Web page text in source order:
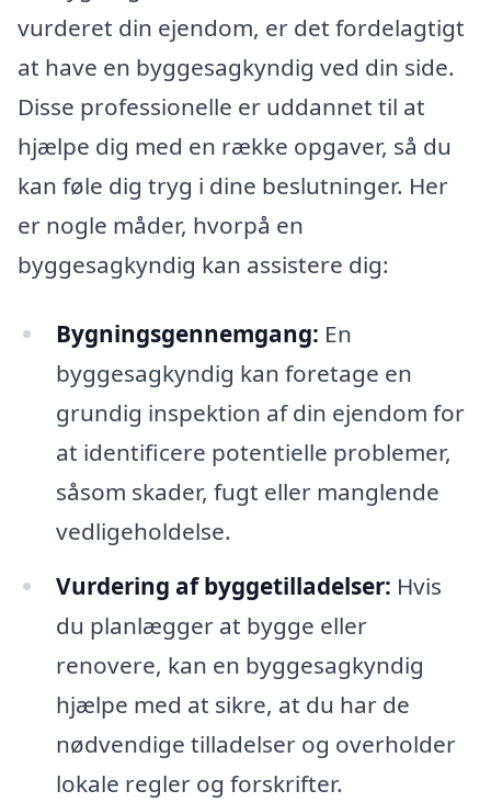
vurderet din ejendom, er det fordelagtigt
at have en byggesagkyndig ved din side.
Disse professionelle er uddannet til at
hjælpe dig med en række opgaver, så du
kan føle dig tryg i dine beslutninger. Her
er nogle måder, hvorpå en
byggesagkyndig kan assistere dig:
Bygningsgennemgang: En
byggesagkyndig kan foretage en
grundig inspektion af din ejendom for
at identificere potentielle problemer,
såsom skader, fugt eller manglende
vedligeholdelse.
Vurdering af byggetilladelser: Hvis
du planlægger at bygge eller
renovere, kan en byggesagkyndig
hjælpe med at sikre, at du har de
nødvendige tilladelser og overholder
lokale regler og forskrifter.